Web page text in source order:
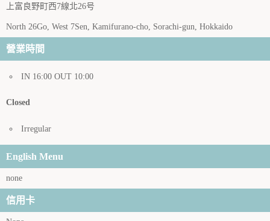
上富良野町西7線北26号
North 26Go, West 7Sen, Kamifurano-cho, Sorachi-gun, Hokkaido
營業時間
IN 16:00 OUT 10:00
Closed
Irregular
English Menu
none
信用卡